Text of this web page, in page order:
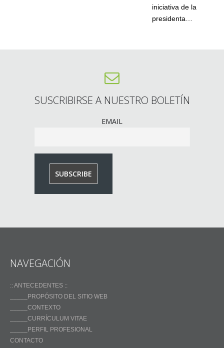
iniciativa de la
presidenta…
SUSCRIBIRSE A NUESTRO BOLETÍN
EMAIL
NAVEGACIÓN
:: ANTECEDENTES ::
_____PROPÓSITO DEL SITIO WEB
_____CONTEXTO
_____CURRÍCULUM VITAE
_____PERFIL PROFESIONAL
CONTACTO